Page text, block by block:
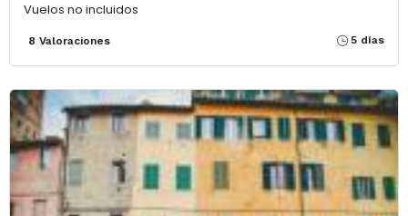
Vuelos no incluidos
8 Valoraciones 5 días